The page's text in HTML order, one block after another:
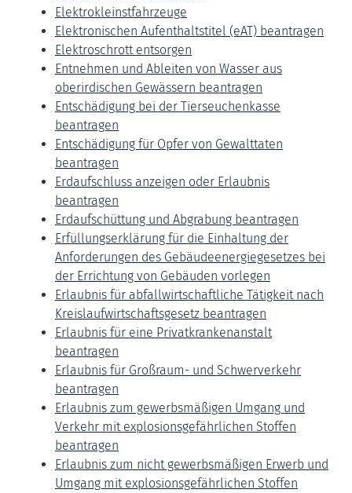
Elektrokleinstfahrzeuge
Elektronischen Aufenthaltstitel (eAT) beantragen
Elektroschrott entsorgen
Entnehmen und Ableiten von Wasser aus
oberirdischen Gewässern beantragen
Entschädigung bei der Tierseuchenkasse
beantragen
Entschädigung für Opfer von Gewalttaten
beantragen
Erdaufschluss anzeigen oder Erlaubnis
beantragen
Erdaufschüttung und Abgrabung beantragen
Erfüllungserklärung für die Einhaltung der
Anforderungen des Gebäudeenergiegesetzes bei
der Errichtung von Gebäuden vorlegen
Erlaubnis für abfallwirtschaftliche Tätigkeit nach
Kreislaufwirtschaftsgesetz beantragen
Erlaubnis für eine Privatkrankenanstalt
beantragen
Erlaubnis für Großraum- und Schwerverkehr
beantragen
Erlaubnis zum gewerbsmäßigen Umgang und
Verkehr mit explosionsgefährlichen Stoffen
beantragen
Erlaubnis zum nicht gewerbsmäßigen Erwerb und
Umgang mit explosionsgefährlichen Stoffen